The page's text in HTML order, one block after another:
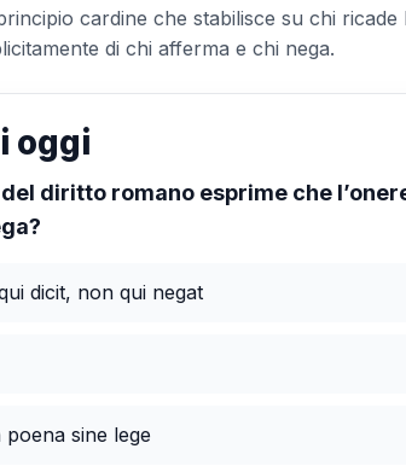
cardine che stabilisce su chi ricade
di chi afferma e chi nega.
oggi
diritto romano esprime che
dicit, non qui negat
sine lege